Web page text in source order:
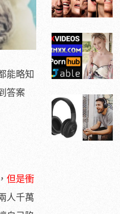
能略知
答案
但是衝
人千萬